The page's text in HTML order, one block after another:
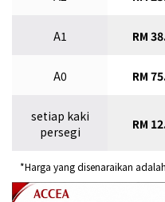
A1 RM
A0 RM
setiap kaki
persegi
RM
*Harga yang disenaraikan